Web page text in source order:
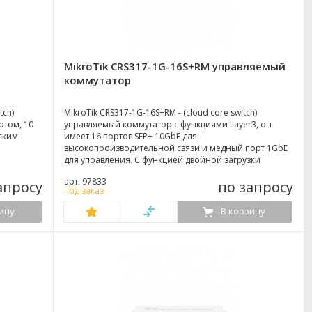
10
MikroTik CRS317-1G-16S+RM управляемый
коммутатор
MikroTik CRS317-1G-16S+RM - (cloud core switch)
управляемый коммутатор с функциями Layer3, он
имеет 16 портов SFP+ 10GbE для
высокопроизводительной связи и медный порт 1GbE
для управления. С функцией двойной загрузки
высотой 1U с возможностью установки в
телекоммуникационную стойку.
арт. 97833
под заказ по запросу
В корзину